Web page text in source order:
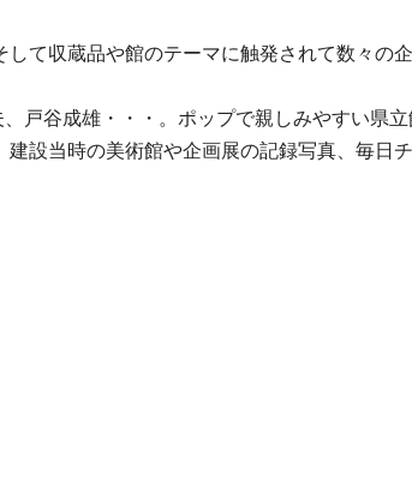
て収蔵品や館のテーマに触発されて数々の
戸谷成雄・・・。ポップで親しみやすい県
設当時の美術館や企画展の記録写真、毎日